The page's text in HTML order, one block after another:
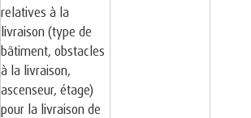
relatives à la
livraison (type de
bâtiment, obstacles
à la livraison,
ascenseur, étage)
pour la livraison de